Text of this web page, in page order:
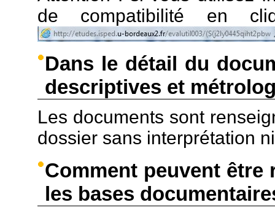
de compatibilité en
Dans le détail du
descriptives et
Les documents sont
dossier sans interprétation
Comment peuvent
les bases